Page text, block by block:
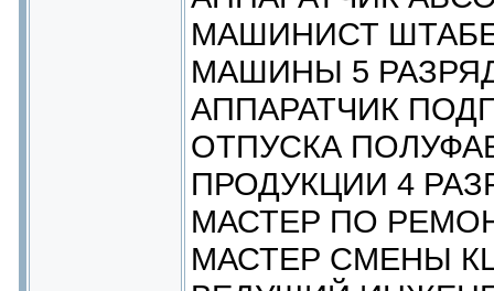
МАШИНИСТ
МАШИНЫ 5
АППАРАТЧИК
ОТПУСКА
ПРОДУКЦИИ 4
МАСТЕР ПО
МАСТЕР СМЕНЫ